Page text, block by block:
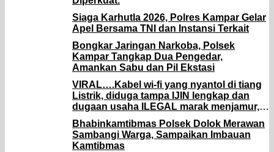
Siaga Karhutla 2026, Polres Kampar Gelar
Apel Bersama TNI dan Instansi Terkait
Bongkar Jaringan Narkoba, Polsek
Kampar Tangkap Dua Pengedar,
Amankan Sabu dan Pil Ekstasi
VIRAL….Kabel wi-fi yang nyantol di tiang
Listrik, diduga tampa IJIN lengkap dan
dugaan usaha ILEGAL marak menjamur, ,
APH diminta untuk segera TURUN tangan
mengambil sikap tegas.
Bhabinkamtibmas Polsek Dolok Merawan
Sambangi Warga, Sampaikan Imbauan
Kamtibmas